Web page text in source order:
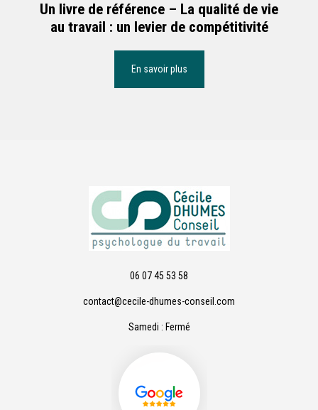
Un livre de référence – La qualité de vie
au travail : un levier de compétitivité
En savoir plus
06 07 45 53 58
contact@cecile-dhumes-conseil.com
Samedi : Fermé